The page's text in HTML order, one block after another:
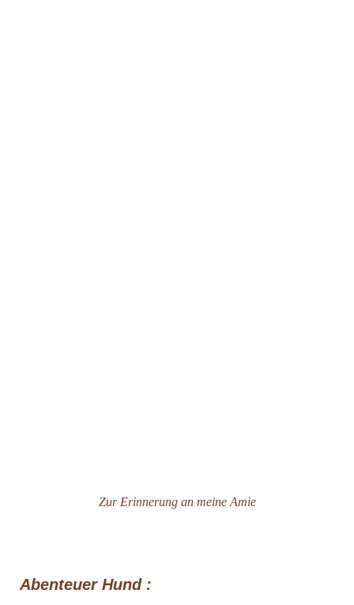
Zur Erinnerung an meine Amie
Abenteuer Hund :